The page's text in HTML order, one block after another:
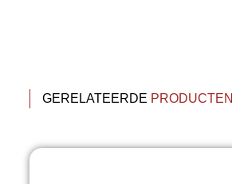
GERELATEERDE PRODUCTEN